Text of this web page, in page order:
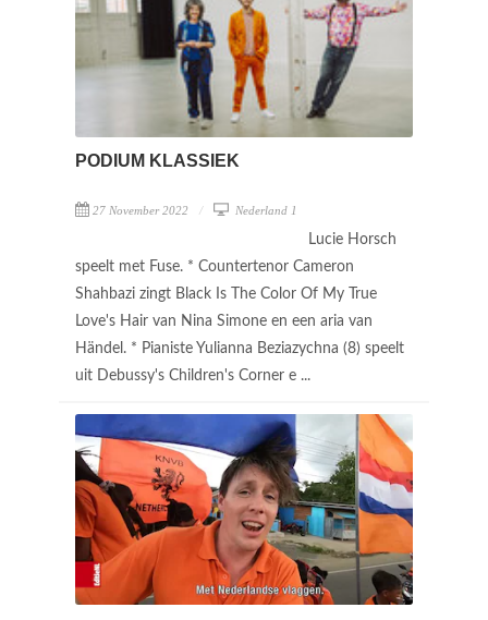
PODIUM KLASSIEK
27 November 2022 Nederland 1
Lucie Horsch
speelt met Fuse. * Countertenor Cameron
Shahbazi zingt Black Is The Color Of My True
Love's Hair van Nina Simone en een aria van
Händel. * Pianiste Yulianna Beziazychna (8) speelt
uit Debussy's Children's Corner e ...